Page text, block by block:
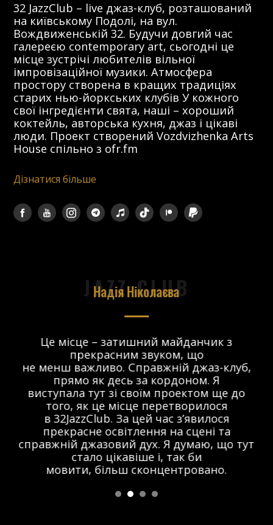
32 JazzClub – live джаз-клуб, розташований
на київському Подолі, на вул.
Вождвиженській 32. Будучи довгий час
галереєю contemporary art, сьогодні це
місце зустрічі любителів вільної
імпровізаційної музики. Атмосфера
простору створена в кращих традиціях
старих нью-йоркських клубів У кожного
свої інгредієнти свята, наші – хороший
коктейль, авторська кухня, джаз і цікаві
люди. Проект створений Vozdvizhenka Arts
House спільно з ofr.fm
Дізнатися більше
JAZZ CLUB
Надія Ніколаєва
Це місце – затишний майданчик з
прекрасним звуком, що
не менш важливо. Справжній джаз-клуб,
прямо як десь за кордоном. Я
виступала тут зі своїм проектом ще до
того, як це місце перетворилося
в 32JazzClub. За цей час з’явилося
прекрасне освітлення на сцені та
справжній джазовий дух. Я думаю, що тут
стало цікавіше і, так би
мовити, більш сконцентровано.